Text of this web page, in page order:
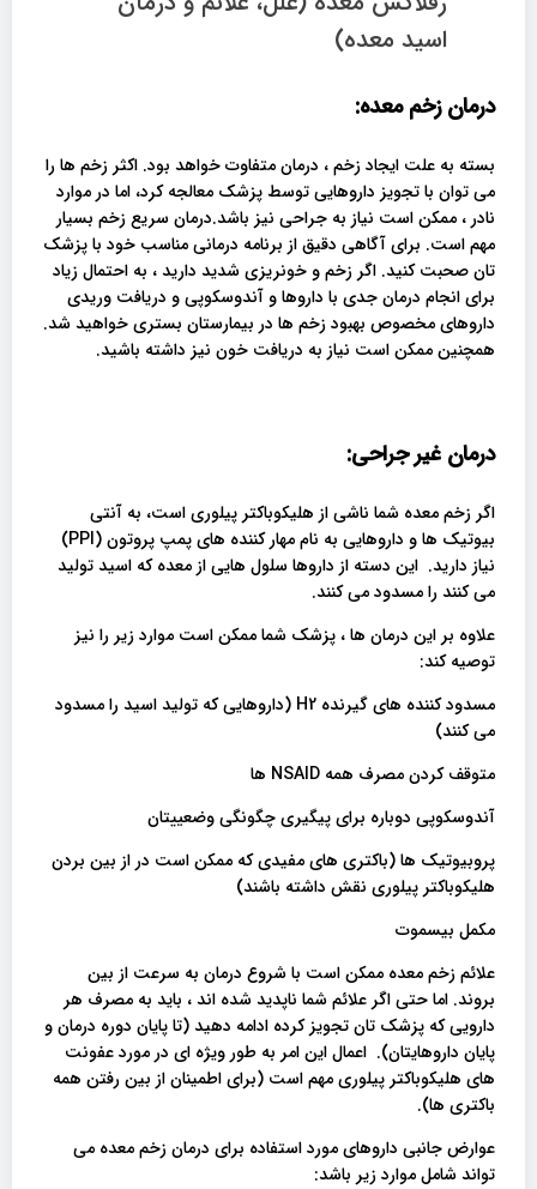
اسید معده)
درمان زخم معده:
بسته به علت ایجاد زخم ، درمان متفاوت خواهد بود. اکثر زخم ها را
می توان با تجویز داروهایی توسط پزشک معالجه کرد، اما در موارد
نادر ، ممکن است نیاز به جراحی نیز باشد.درمان سریع زخم بسیار
مهم است. برای آگاهی دقیق از برنامه درمانی مناسب خود با پزشک
تان صحبت کنید. اگر زخم و خونریزی شدید دارید ، به احتمال زیاد
برای انجام درمان جدی با داروها و آندوسکوپی و دریافت وریدی
داروهای مخصوص بهبود زخم ها در بیمارستان بستری خواهید شد.
همچنین ممکن است نیاز به دریافت خون نیز داشته باشید.
درمان غیر جراحی:
اگر زخم معده شما ناشی از هلیکوباکتر پیلوری است، به آنتی
بیوتیک ها و داروهایی به نام مهار کننده های پمپ پروتون (PPI)
نیاز دارید. این دسته از داروها سلول هایی از معده که اسید تولید
می کنند را مسدود می کنند.
علاوه بر این درمان ها ، پزشک شما ممکن است موارد زیر را نیز
توصیه کند:
مسدود کننده های گیرنده H2 (داروهایی که تولید اسید را مسدود
می کنند)
متوقف کردن مصرف همه NSAID ها
آندوسکوپی دوباره برای پیگیری چگونگی وضعییتان
پروبیوتیک ها (باکتری های مفیدی که ممکن است در از بین بردن
هلیکوباکتر پیلوری نقش داشته باشند)
مکمل بیسموت
علائم زخم معده ممکن است با شروع درمان به سرعت از بین
بروند. اما حتی اگر علائم شما ناپدید شده اند ، باید به مصرف هر
دارویی که پزشک تان تجویز کرده ادامه دهید (تا پایان دوره درمان و
پایان داروهایتان). اعمال این امر به طور ویژه ای در مورد عفونت
های هلیکوباکتر پیلوری مهم است (برای اطمینان از بین رفتن همه
باکتری ها).
عوارض جانبی داروهای مورد استفاده برای درمان زخم معده می
تواند شامل موارد زیر باشد: